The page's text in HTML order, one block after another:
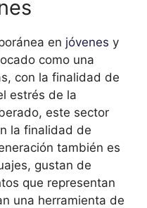
en jóvenes y
como una
con la finalidad de
estrés de la
este sector
la finalidad de
también es
gustan de
que representan
una herramienta de